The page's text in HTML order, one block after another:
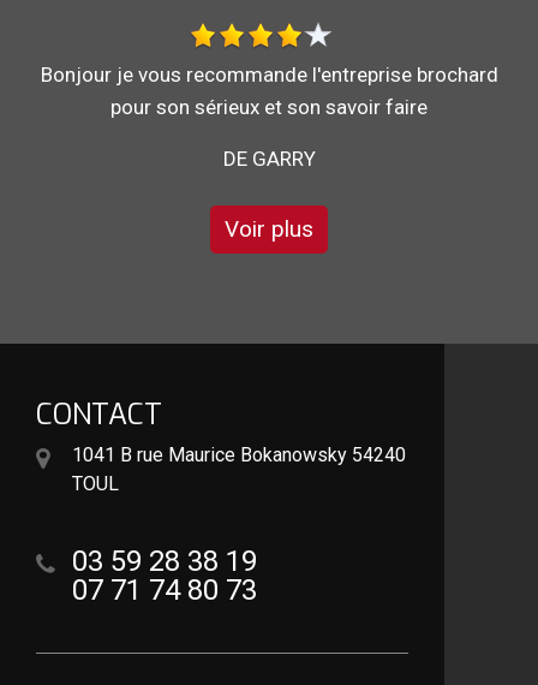
Au top, je recommande !!
Voir plus
CONTACT
1041 B rue Maurice Bokanowsky 54240
TOUL
03 59 28 38 19
07 71 74 80 73